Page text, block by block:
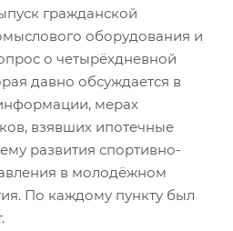
гражданской
оборудования и
о четырёхдневной
давно обсуждается в
мерах
взявших ипотечные
развития спортивно-
в молодёжном
По каждому пункту был